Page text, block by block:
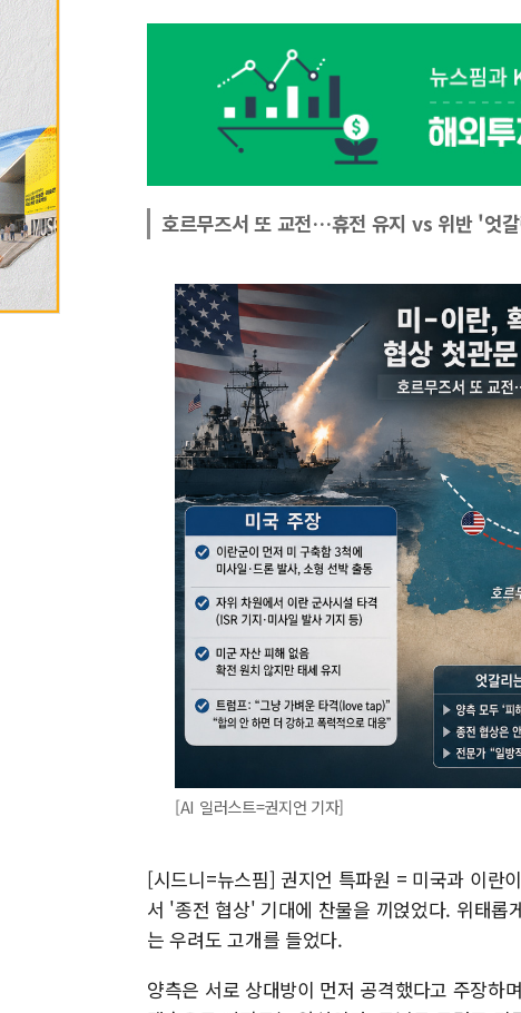
호르무즈서 또 교전…휴전 유지 vs 위반 '엇
[AI 일러스트=권지언 기자]
[시드니=뉴스핌] 권지언 특파원 = 미국과 이란
서 '종전 협상' 기대에 찬물을 끼얹었다. 위태롭
는 우려도 고개를 들었다.
양측은 서로 상대방이 먼저 공격했다고 주장하